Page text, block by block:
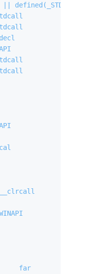
__clrcall
far